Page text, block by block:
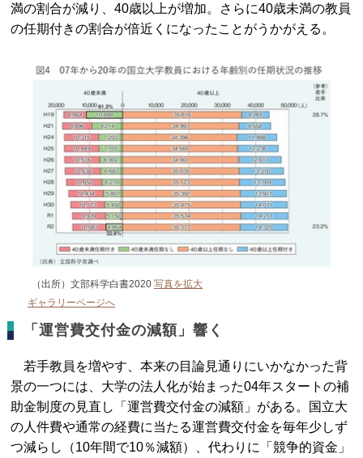
満の割合が減り、40歳以上が増加。さらに40歳未満の教員
の任期付きの割合が倍近くになったことがうかがえる。
（出所）文部科学白書2020 写真を拡大
ギャラリーページへ
「運営費交付金の減額」響く
若手教員を増やす、本来の目論見通りにいかなかった背
景の一つには、大学の法人化が始まった04年スタートの補
助金制度の見直し「運営費交付金の減額」がある。国立大
の人件費や通常の経費に当たる運営費交付金を毎年少しず
つ減らし（10年間で10％減額）、代わりに「競争的資金」